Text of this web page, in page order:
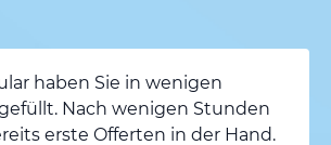
haben Sie in wenigen
Nach wenigen Stunden
erste Offerten in der Hand.